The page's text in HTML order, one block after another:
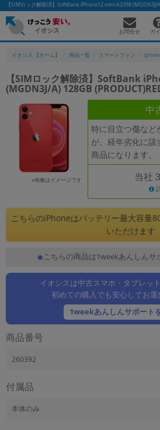
【SIMロック解除済】SoftBank iPhone12 mini A2398
お問合せ ガ
イオシス 【ホーム】 商品一覧 スマートフォン
【SIMロック解除済】SoftBank
(MGDN3J/A) 128GB
※画像はイメージです
中
特に目立つ傷など
が、経年劣化に該
商品になります。
当社
こちらのiPhoneはバッテリー最大容量
いただけます
こちらの商品は1weekあんしんサ
イオシスは中古スマホ・タブレッ
初めての購入でも安心してお
1weekあんしんサポート
商品番号
260392
付属品
本体のみ
かんたんパソコン検索に切り
フリーワード
除外ワード
人気の検索ワード： Let's note
「スマートフォン」「タブレット」など
シリーズ
商品シリーズ名・ブランド名の絞り込み。
メーカー
製造、販売メーカーの絞り込み
「Apple」「SONY」「SHARP」など
商品の搭載機能による絞り込み
ドライブの絞り込み
ランク